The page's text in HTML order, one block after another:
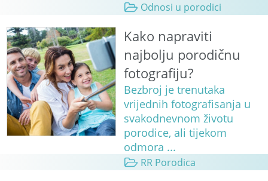
Odnosi u porodici
Kako napraviti
najbolju porodičnu
fotografiju?
Bezbroj je trenutaka
vrijednih fotografisanja u
svakodnevnom životu
porodice, ali tijekom
odmora ...
RR Porodica